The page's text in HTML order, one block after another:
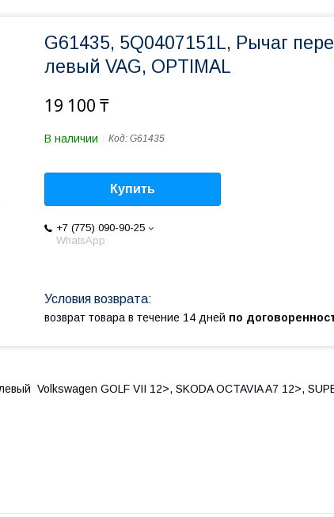
G61435, 5Q0407151L, Рычаг
левый VAG, OPTIMAL
19 100 ₸
В наличии Код: G61435
Купить
+7 (775) 090-90-25
WhatsApp
возврат товара в течение 14 дней по
Volkswagen GOLF VII 12>, SKODA OCTAVIA A7 12>,